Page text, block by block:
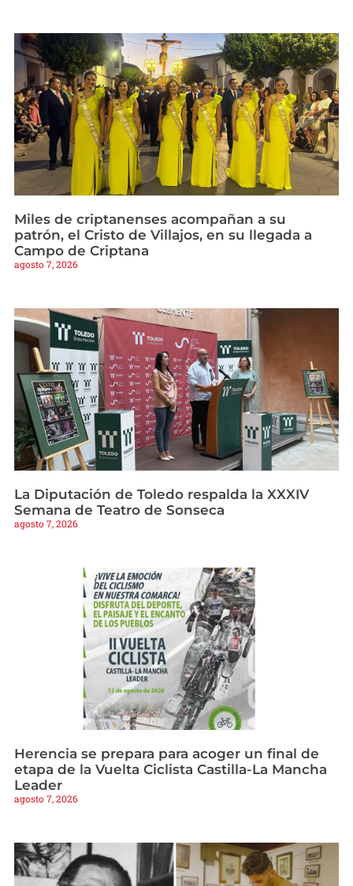
Miles de criptanenses acompañan a su
patrón, el Cristo de Villajos, en su llegada a
Campo de Criptana
agosto 7, 2026
La Diputación de Toledo respalda la XXXIV
Semana de Teatro de Sonseca
agosto 7, 2026
Herencia se prepara para acoger un final de
etapa de la Vuelta Ciclista Castilla-La Mancha
Leader
agosto 7, 2026